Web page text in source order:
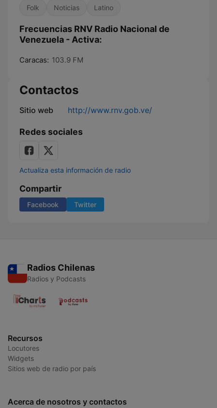
Folk Noticias Latino
Frecuencias RNV Radio Nacional de
Venezuela - Activa:
Caracas: 103.9 FM
Contactos
Sitio web http://www.rnv.gob.ve/
Redes sociales
Actualiza esta información de radio
Compartir
Facebook Twitter
Radios Chilenas
Radios y Podcasts
Recursos
Locutores
Widgets
Sitios web de radio por país
Acerca de nosotros y contactos